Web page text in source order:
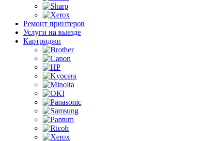
Ремонт принтеров
Услуги на выезде
Картриджи